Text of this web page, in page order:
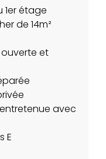
1er étage
de 14m²
et
avec
E